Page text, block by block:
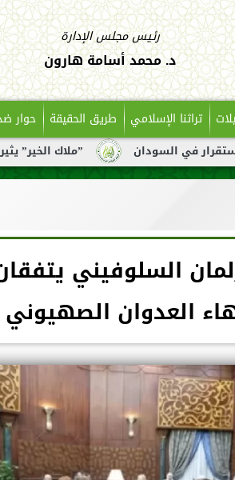
رئيس مجلس الإدارة
د. محمد أسامة هارون
تراثنا الإسلامي طريق الحقيقة حوار
”ملاك الخير” يثير تفاعلًا
السلوفيني
العدوان الصهيوني